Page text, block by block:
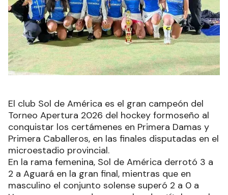
El club Sol de América es el gran campeón del
Torneo Apertura 2026 del hockey formoseño al
conquistar los certámenes en Primera Damas y
Primera Caballeros, en las finales disputadas en el
microestadio provincial.
En la rama femenina, Sol de América derrotó 3 a
2 a Aguará en la gran final, mientras que en
masculino el conjunto solense superó 2 a 0 a